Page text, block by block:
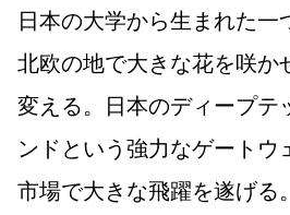
日本の大学から生まれた一
北欧の地で大きな花を咲か
変える。日本のディープテ
ンドという強力なゲートウ
市場で大きな飛躍を遂げる